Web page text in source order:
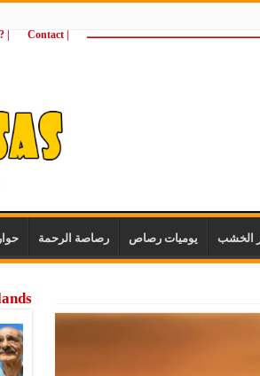
| Contact
wij
الخشب يوميات رصاص رصاصة الرحمة